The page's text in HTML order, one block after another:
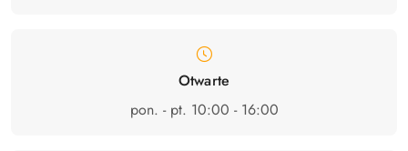
Otwarte
pon. - pt. 10:00 - 16:00